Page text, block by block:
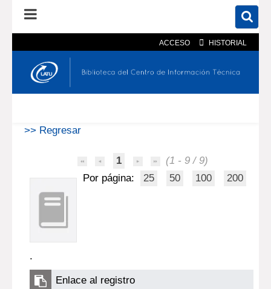
ACCESO HISTORIAL
En el catálogo En el sitio
>> Regresar
1
(1 - 9 / 9)
Por página:
25 50 100 200
.
Enlace al registro